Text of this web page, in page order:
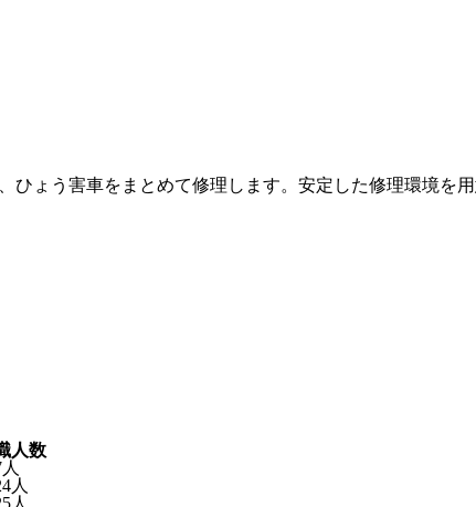
ょう害車をまとめて修理します。安定した修理環境を
人数
人
人